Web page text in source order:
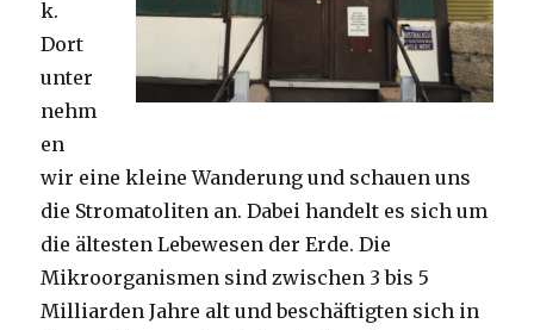
k.
Dort
unter
nehm
en
wir eine kleine Wanderung und schauen uns
die Stromatoliten an. Dabei handelt es sich um
die ältesten Lebewesen der Erde. Die
Mikroorganismen sind zwischen 3 bis 5
Milliarden Jahre alt und beschäftigten sich in